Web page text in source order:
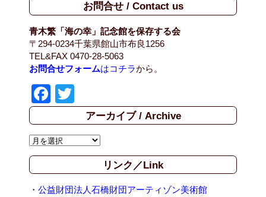
お問合せ / Contact us
青木繁「海の幸」記念館を保存する会
〒294-0234千葉県館山市布良1256
TEL&FAX 0470-28-5063
お問合せフォームはコチラから。
F
a
c
e
b
o
wi
tt
er
アーカイブ / Archive
ア
イ
ブ
リンク／Link
・ 公益財団法人石橋財団アーティゾン美術館